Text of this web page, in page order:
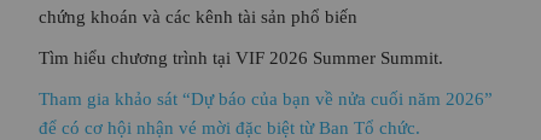
chứng khoán và các kênh tài sản phổ biến
Tìm hiểu chương trình tại VIF 2026 Summer Summit.
Tham gia khảo sát “Dự báo của bạn về nửa cuối năm 2026”
để có cơ hội nhận vé mời đặc biệt từ Ban Tổ chức.